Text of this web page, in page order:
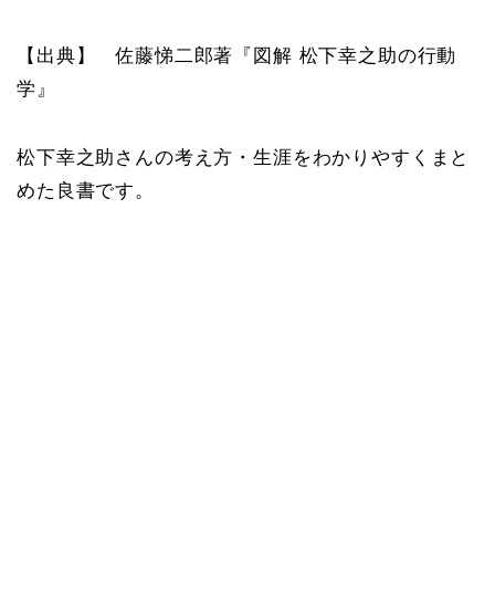
【出典】 佐藤悌二郎著『図解 松下幸之助の行動
学』
松下幸之助さんの考え方・生涯をわかりやすくまと
めた良書です。